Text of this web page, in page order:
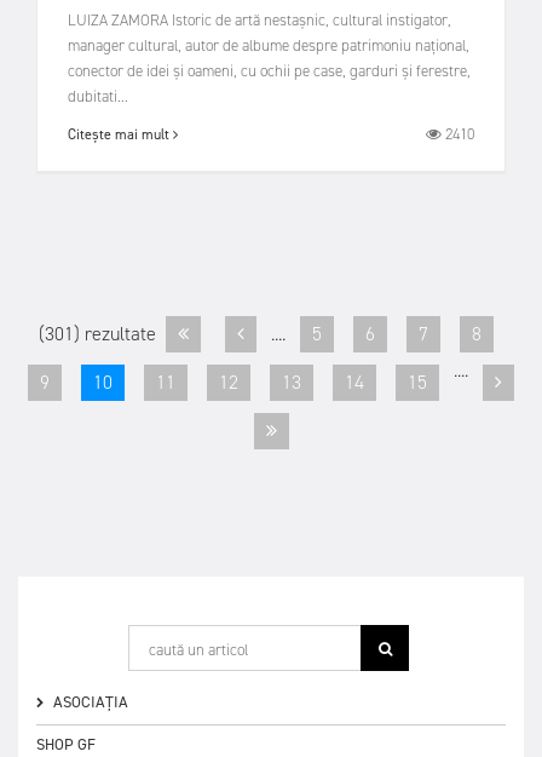
LUIZA ZAMORA Istoric de artă nestașnic, cultural instigator,
manager cultural, autor de albume despre patrimoniu național,
conector de idei și oameni, cu ochii pe case, garduri și ferestre,
dubitati...
Citește mai mult 2410
(301) rezultate .... 5 6 7
8
9
10 11 12 13 14 15 ....
ASOCIAȚIA
SHOP GF